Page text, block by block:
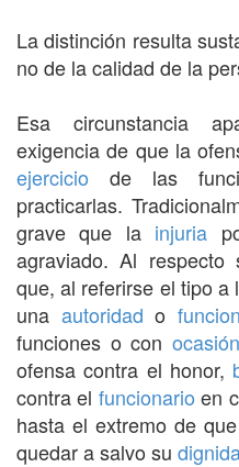
La distinción resulta
no de la calidad de la
Esa circunstancia
exigencia de que la
ejercicio de las
practicarlas.
grave que la injuria
agraviado. Al respecto
que, al referirse el tipo a
una autoridad o
funciones o con ocasión
ofensa contra el honor,
contra el funcionario en
hasta el extremo de
quedar a salvo su